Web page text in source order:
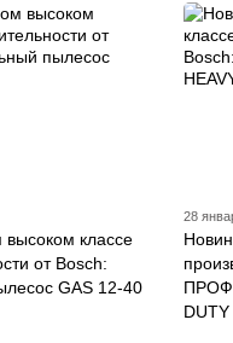
классе
от Bosch:
GAS 12-40
28